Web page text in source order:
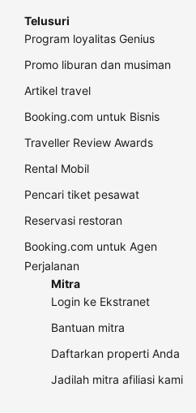
Telusuri
Program loyalitas Genius
Promo liburan dan musiman
Artikel travel
Booking.com untuk Bisnis
Traveller Review Awards
Rental Mobil
Pencari tiket pesawat
Reservasi restoran
Booking.com untuk Agen
Perjalanan
Mitra
Login ke Ekstranet
Bantuan mitra
Daftarkan properti Anda
Jadilah mitra afiliasi kami